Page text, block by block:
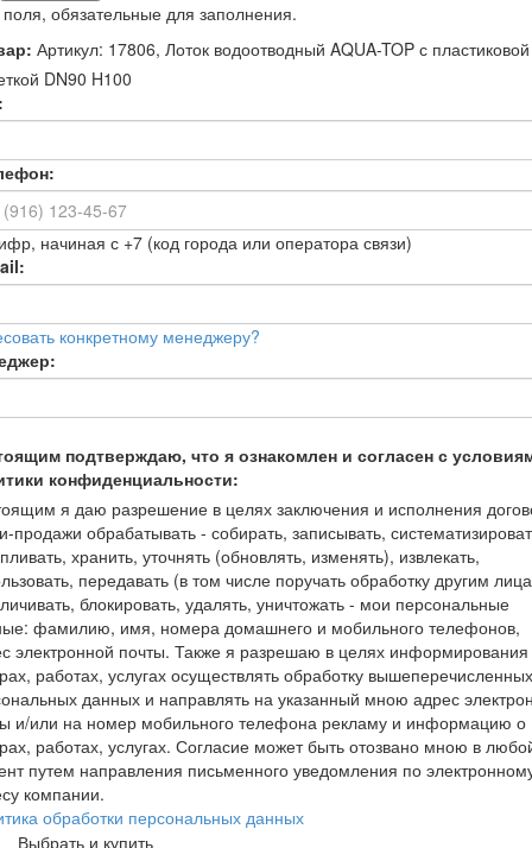
обязательные для заполнения.
Артикул: 17806, Лоток водоотводный AQUA-TOP с пластиковой
DN90 H100
начиная с +7 (код города или оператора связи)
конкретному менеджеру?
подтверждаю, что я ознакомлен и согласен с
конфиденциальности:
я даю разрешение в целях заключения и исполнения
продажи обрабатывать - собирать, записывать,
хранить, уточнять (обновлять, изменять), извлекать,
передавать (в том числе поручать обработку другим
блокировать, удалять, уничтожать - мои персональные
фамилию, имя, номера домашнего и мобильного телефонов,
электронной почты. Также я разрешаю в целях
работах, услугах осуществлять обработку вышеперечисленных
данных и направлять на указанный мною адрес
и/или на номер мобильного телефона рекламу и информацию о
работах, услугах. Согласие может быть отозвано мною в
путем направления письменного уведомления по
компании.
обработки персональных данных
Выбрать и купить